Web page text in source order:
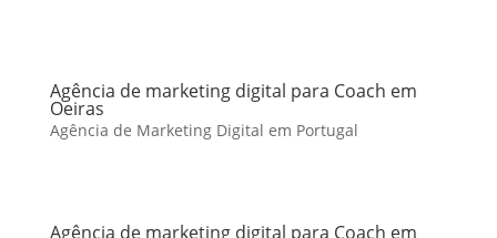
Agência de marketing digital para Coach em
Oeiras
Agência de Marketing Digital em Portugal
Agência de marketing digital para Coach em